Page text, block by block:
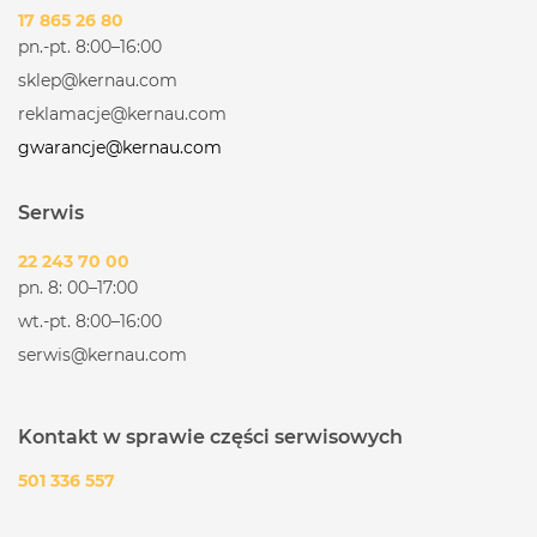
17 865 26 80
pn.-pt. 8:00–16:00
sklep@kernau.com
reklamacje@kernau.com
gwarancje@kernau.com
Serwis
22 243 70 00
pn. 8: 00–17:00
wt.-pt. 8:00–16:00
serwis@kernau.com
Kontakt w sprawie części serwisowych
501 336 557